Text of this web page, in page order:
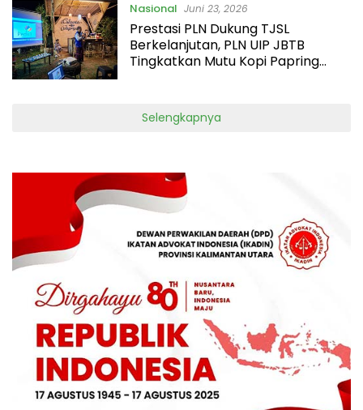
Nasional Juni 23, 2026
Prestasi PLN Dukung TJSL
Berkelanjutan, PLN UIP JBTB
Tingkatkan Mutu Kopi Papring
Selengkapnya